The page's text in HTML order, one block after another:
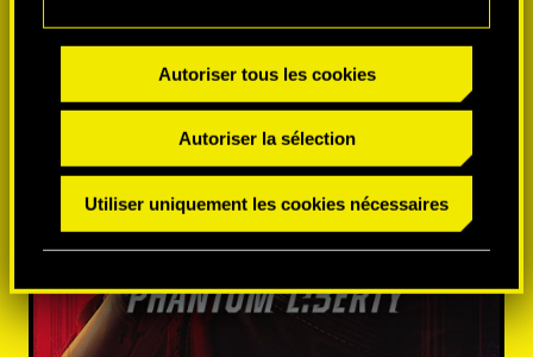
Autoriser tous les cookies
Autoriser la sélection
Utiliser uniquement les cookies nécessaires